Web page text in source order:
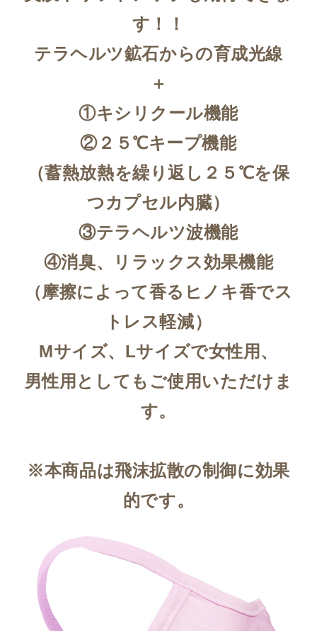
す！！
テラヘルツ鉱石からの育成光線
＋
①キシリクール機能
②２５℃キープ機能
（蓄熱放熱を繰り返し２５℃を保
つカプセル内臓）
③テラヘルツ波機能
④消臭、リラックス効果機能
（摩擦によって香るヒノキ香でス
トレス軽減）
Mサイズ、Lサイズで女性用、
男性用としてもご使用いただけま
す。
※本商品は飛沫拡散の制御に効果
的です。